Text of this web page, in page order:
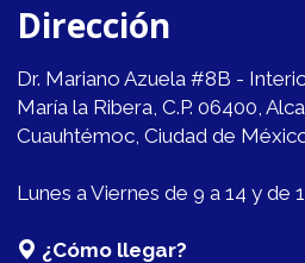
Dirección
Dr. Mariano Azuela #8B -
María la Ribera, C.P. 06400,
Cuauhtémoc, Ciudad de
Lunes a Viernes de 9 a 14 y de
¿Cómo llegar?